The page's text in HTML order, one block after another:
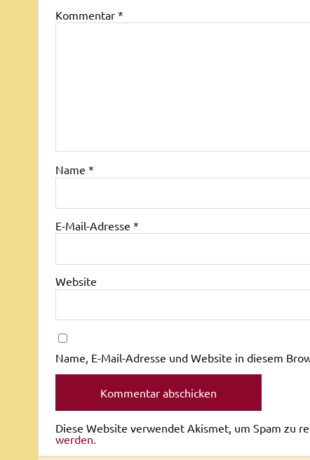
Kommentar *
Name *
E-Mail-Adresse *
Website
Name, E-Mail-Adresse und Website in diesem
Diese Website verwendet Akismet, um Spam zu
werden.